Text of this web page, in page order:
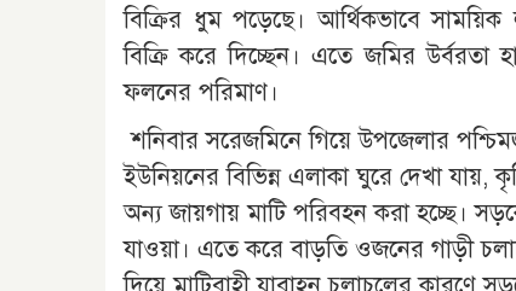
বিক্রির ধুম পড়েছে। আর্থিকভাবে
বিক্রি করে দিচ্ছেন। এতে জমির উর্বরতা
ফলনের পরিমাণ।
শনিবার সরেজমিনে গিয়ে উপজেলার
ইউনিয়নের বিভিন্ন এলাকা ঘুরে দেখা যায়,
অন্য জায়গায় মাটি পরিবহন করা হচ্ছে।
যাওয়া। এতে করে বাড়তি ওজনের গাড়ী